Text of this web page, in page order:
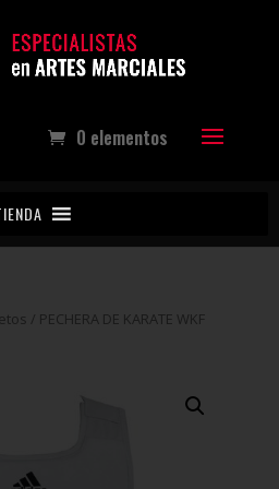
0 elementos
/ PECHERA DE KARATE WKF